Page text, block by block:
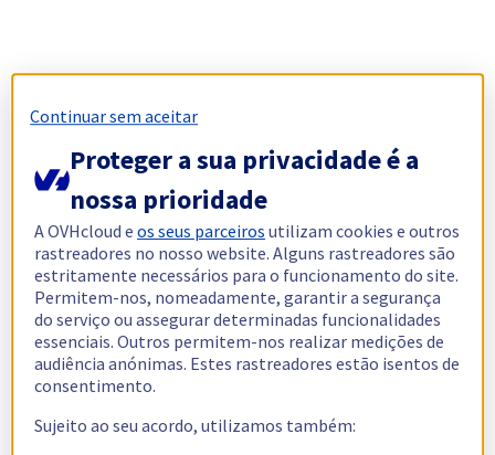
Continuar sem aceitar
Proteger a sua privacidade é a
nossa prioridade
A OVHcloud eos seus parceiros utilizam cookies e outros
rastreadores no nosso website. Alguns rastreadores são
estritamente necessários para o funcionamento do site.
Permitem-nos, nomeadamente, garantir a segurança
do serviço ou assegurar determinadas funcionalidades
essenciais. Outros permitem-nos realizar medições de
audiência anónimas. Estes rastreadores estão isentos de
consentimento.
Sujeito ao seu acordo, utilizamos também: